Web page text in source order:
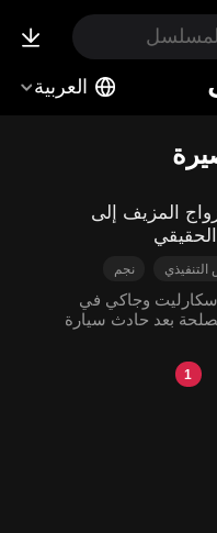
العربية
المزيف إلى
الحقيقي‬
التنفيذي
نجم
المُتعِب
وجاكي في
بعد حادث سيارة
حيث تغلبوا على
من خلال سلسلة
1